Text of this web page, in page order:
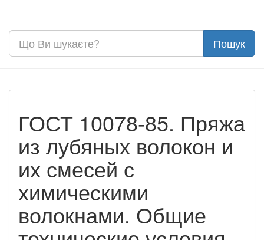
ГОСТ 10078-85. Пряжа
из лубяных волокон и
их смесей с
химическими
волокнами. Общие